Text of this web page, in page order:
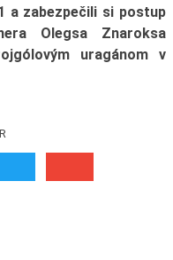
a zabezpečili si postup
Olegsa Znaroksa
uragánom v